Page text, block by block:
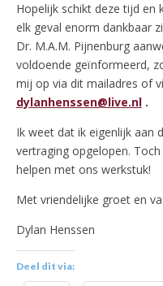
Hopelijk schikt deze tijd en
elk geval enorm dankbaar
Dr. M.A.M. Pijnenburg
voldoende geïnformeerd,
mij op via dit mailadres of
dylanhenssen@live.nl .
Ik weet dat ik eigenlijk aan
vertraging opgelopen.
helpen met ons werkstuk!
Met vriendelijke groet en
Dylan Henssen
Deel dit via: